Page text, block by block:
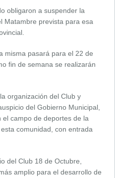
obligaron a suspender la
Matambre prevista para esa
misma pasará para el 22 de
fin de semana se realizarán
organización del Club y
del Gobierno Municipal,
campo de deportes de la
comunidad, con entrada
del Club 18 de Octubre,
amplio para el desarrollo de